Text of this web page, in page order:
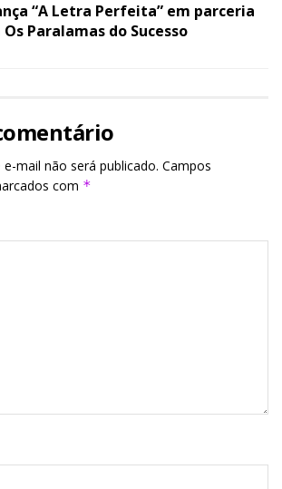
“A Letra Perfeita” em parceria
Os Paralamas do Sucesso
mail não será publicado. Campos
com *